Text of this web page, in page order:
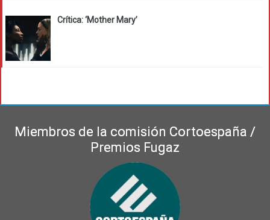
Crítica: ‘Mother Mary’
Miembros de la comisión Cortoespaña /
Premios Fugaz